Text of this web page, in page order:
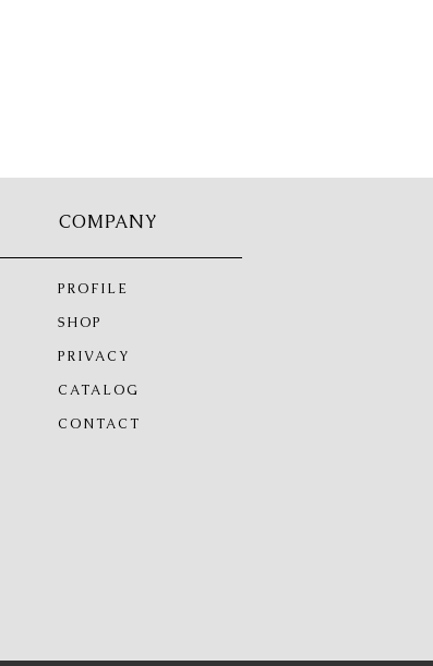
COMPANY
PROFILE
SHOP
PRIVACY
CATALOG
CONTACT